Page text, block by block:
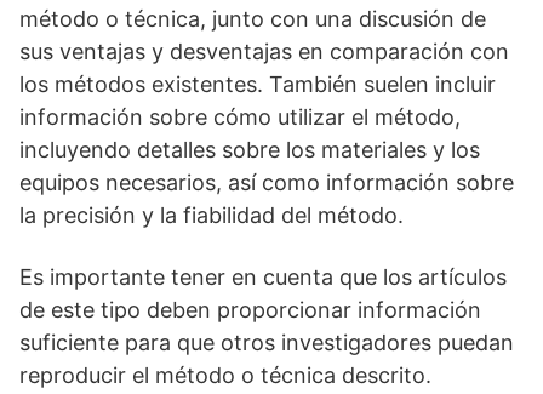
método o técnica, junto con una discusión de
sus ventajas y desventajas en comparación con
los métodos existentes. También suelen incluir
información sobre cómo utilizar el método,
incluyendo detalles sobre los materiales y los
equipos necesarios, así como información sobre
la precisión y la fiabilidad del método.
Es importante tener en cuenta que los artículos
de este tipo deben proporcionar información
suficiente para que otros investigadores puedan
reproducir el método o técnica descrito.